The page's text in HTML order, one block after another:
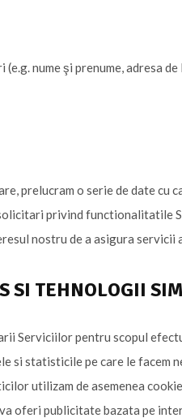
nume şi prenume, adresa
prelucram o serie de date cu
privind functionalitatile
nostru de a asigura servicii
SI TEHNOLOGII
Serviciilor pentru scopul
si statisticile pe care le facem
utilizam de asemenea
oferi publicitate bazata pe